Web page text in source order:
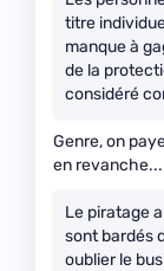
titre
manque à
de la
considéré
Genre, on
en revanche...
Le piratage
sont bardés
oublier le